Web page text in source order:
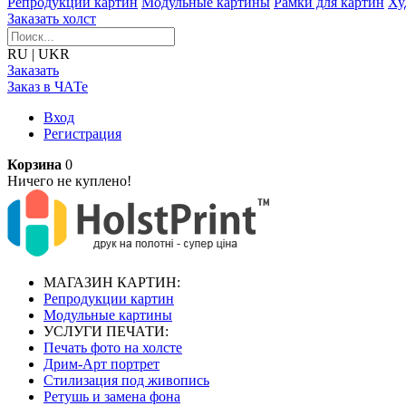
Заказать холст
RU | UKR
Заказать
Заказ в ЧАТе
Вход
Регистрация
Корзина 0
Ничего не куплено!
МАГАЗИН КАРТИН:
Репродукции картин
Модульные картины
УСЛУГИ ПЕЧАТИ:
Печать фото на холсте
Дрим-Арт портрет
Стилизация под живопись
Ретушь и замена фона